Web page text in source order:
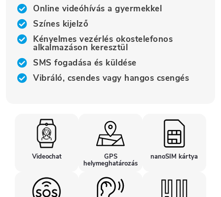
Online videóhívás a gyermekkel
Színes kijelző
Kényelmes vezérlés okostelefonos
alkalmazáson keresztül
SMS fogadása és küldése
Vibráló, csendes vagy hangos csengés
Videochat GPS
helymeghatározás
nanoSIM kártya